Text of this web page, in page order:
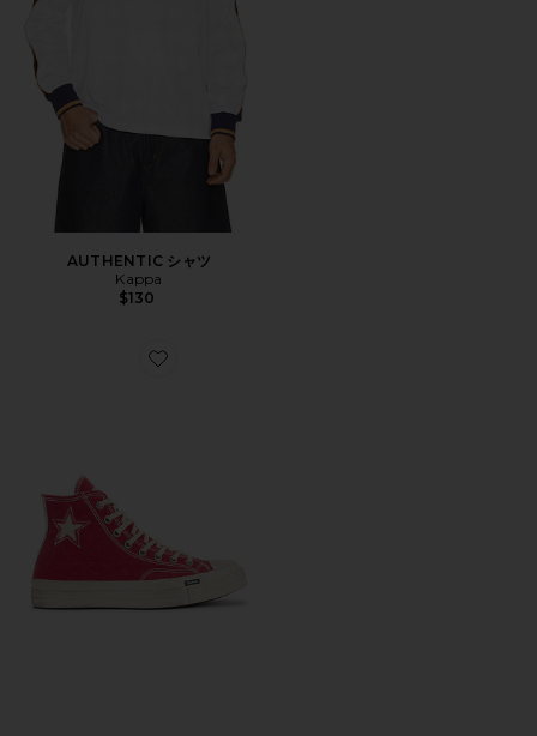
AUTHENTIC シャツ
Kappa
$130
Favorite CHUCK 70 ハイスニーカー